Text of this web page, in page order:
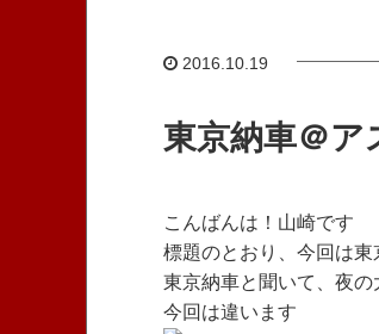
2016.10.19
東京納車＠ア
こんばんは！山崎です
標題のとおり、今回は
東京納車と聞いて、夜
今回は違います